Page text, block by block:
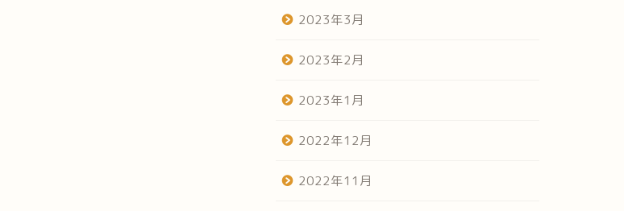
2023年3月
2023年2月
2023年1月
2022年12月
2022年11月